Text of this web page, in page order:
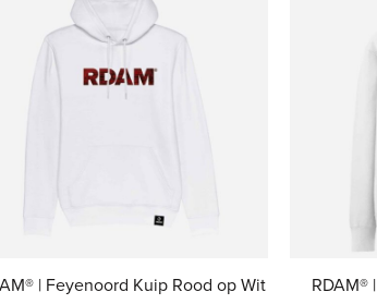
| Feyenoord Kuip Rood op Wit RDAM®